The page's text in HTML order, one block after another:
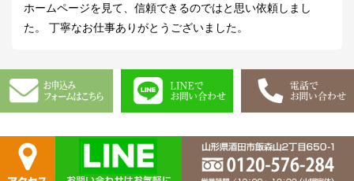
ホームページを見て、信頼できるのではと思い依頼しまし
た。 丁寧なお仕事ありがとうございました。